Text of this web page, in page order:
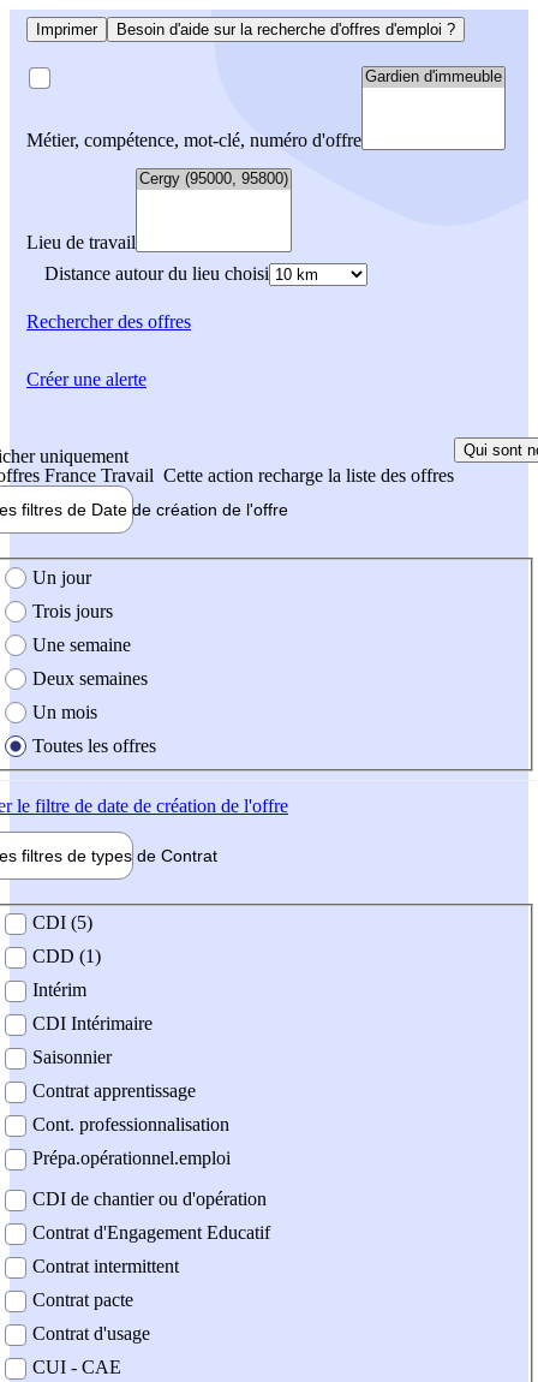
Imprimer Besoin d'aide sur la recherche d'offres d'emploi ?
Métier, compétence, mot-clé, numéro d'offre
Lieu de travail
Distance autour du lieu choisi
Rechercherdes offres
uniquement
France Travail Cette action recharge la liste des offres
Qui sont
filtres de Date de création de l'offre
création de l'offre
Un jour
Trois jours
Une semaine
Deux semaines
Un mois
Toutes les offres
le filtre de date de création de l'offre
filtres de types de Contrat
contrat
CDI (5)
CDD (1)
Intérim
CDI Intérimaire
Saisonnier
Contrat apprentissage
Cont. professionnalisation
Prépa.opérationnel.emploi
CDI de chantier ou d'opération
Contrat d'Engagement Educatif
Contrat intermittent
Contrat pacte
Contrat d'usage
CUI - CAE
Créer une alerte